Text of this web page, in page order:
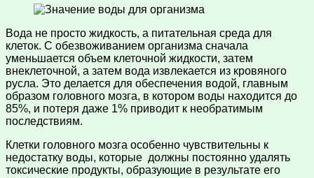
Вода не просто жидкость, а питательная среда для
клеток. С обезвоживанием организма сначала
уменьшается объем клеточной жидкости, затем
внеклеточной, а затем вода извлекается из кровяного
русла. Это делается для обеспечения водой, главным
образом головного мозга, в котором воды находится до
85%, и потеря даже 1% приводит к необратимым
последствиям.
Клетки головного мозга особенно чувствительны к
недостатку воды, которые должны постоянно удалять
токсические продукты, образующие в результате его